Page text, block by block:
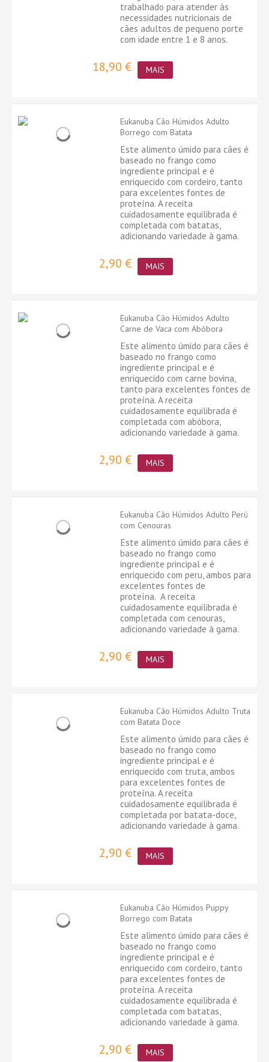
trabalhado para atender às
necessidades nutricionais de
cães adultos de pequeno porte
com idade entre 1 e 8 anos.
18,90 € MAIS
Eukanuba Cão Húmidos Adulto
Borrego com Batata
Este alimento úmido para cães é
baseado no frango como
ingrediente principal e é
enriquecido com cordeiro, tanto
para excelentes fontes de
proteína. A receita
cuidadosamente equilibrada é
completada com batatas,
adicionando variedade à gama.
2,90 € MAIS
Eukanuba Cão Húmidos Adulto
Carne de Vaca com Abóbora
Este alimento úmido para cães é
baseado no frango como
ingrediente principal e é
enriquecido com carne bovina,
tanto para excelentes fontes de
proteína. A receita
cuidadosamente equilibrada é
completada com abóbora,
adicionando variedade à gama.
2,90 € MAIS
Eukanuba Cão Húmidos Adulto Perú
com Cenouras
Este alimento úmido para cães é
baseado no frango como
ingrediente principal e é
enriquecido com peru, ambos para
excelentes fontes de
proteína. A receita
cuidadosamente equilibrada é
completada com cenouras,
adicionando variedade à gama.
2,90 € MAIS
Eukanuba Cão Húmidos Adulto Truta
com Batata Doce
Este alimento úmido para cães é
baseado no frango como
ingrediente principal e é
enriquecido com truta, ambos
para excelentes fontes de
proteína. A receita
cuidadosamente equilibrada é
completada por batata-doce,
adicionando variedade à gama.
2,90 € MAIS
Eukanuba Cão Húmidos Puppy
Borrego com Batata
Este alimento úmido para cães é
baseado no frango como
ingrediente principal e é
enriquecido com cordeiro, tanto
para excelentes fontes de
proteína. A receita
cuidadosamente equilibrada é
completada com batatas,
adicionando variedade à gama.
2,90 € MAIS